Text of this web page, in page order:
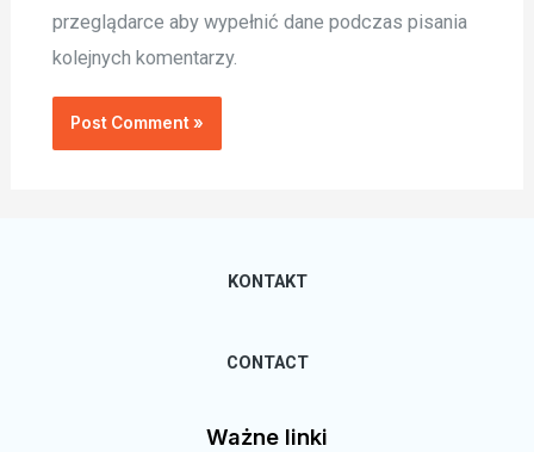
przeglądarce aby wypełnić dane podczas pisania
kolejnych komentarzy.
KONTAKT
CONTACT
Ważne linki